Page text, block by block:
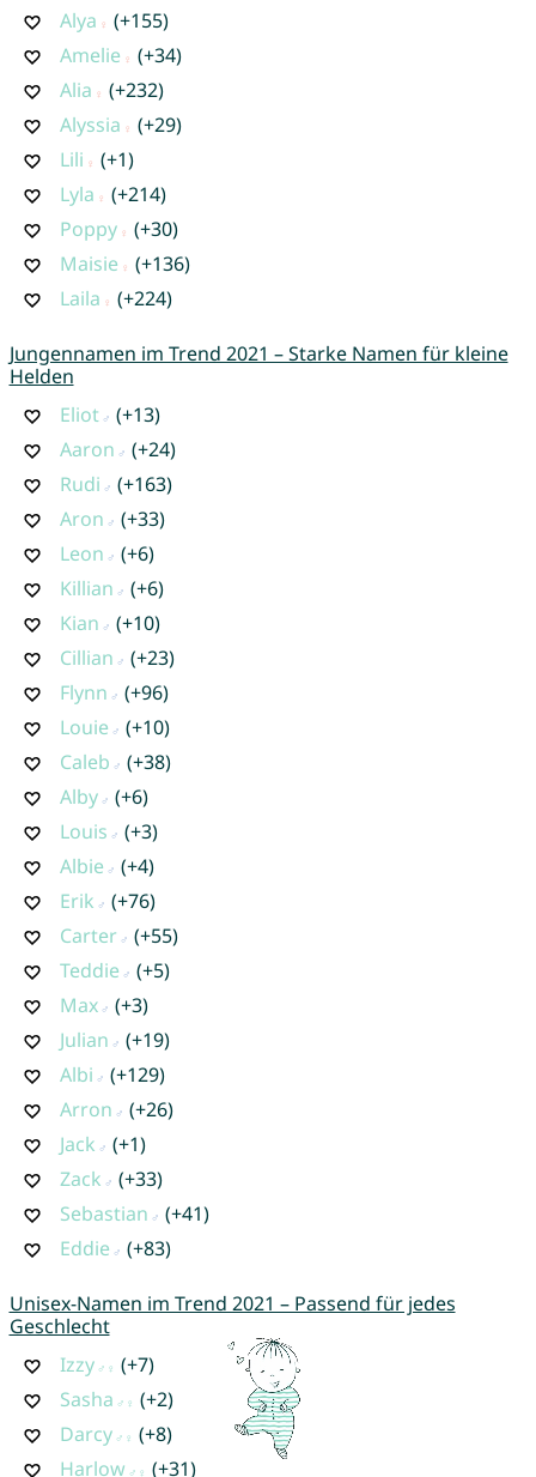
Alya
(+155)
Amelie
(+34)
Alia
(+232)
Alyssia
(+29)
Lili
(+1)
Lyla
(+214)
Poppy
(+30)
Maisie
(+136)
Laila
(+224)
Jungennamen im Trend 2021 – Starke Namen für kleine
Helden
Eliot
(+13)
Aaron
(+24)
Rudi
(+163)
Aron
(+33)
Leon
(+6)
Killian
(+6)
Kian
(+10)
Cillian
(+23)
Flynn
(+96)
Louie
(+10)
Caleb
(+38)
Alby
(+6)
Louis
(+3)
Albie
(+4)
Erik
(+76)
Carter
(+55)
Teddie
(+5)
Max
(+3)
Julian
(+19)
Albi
(+129)
Arron
(+26)
Jack
(+1)
Zack
(+33)
Sebastian
(+41)
Eddie
(+83)
Unisex-Namen im Trend 2021 – Passend für jedes
Geschlecht
Izzy
(+7)
Sasha
(+2)
Darcy
(+8)
Harlow
(+31)